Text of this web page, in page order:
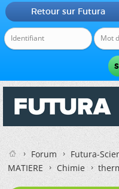
Retour sur Futura
Forum
Futura-
MATIERE
Chimie